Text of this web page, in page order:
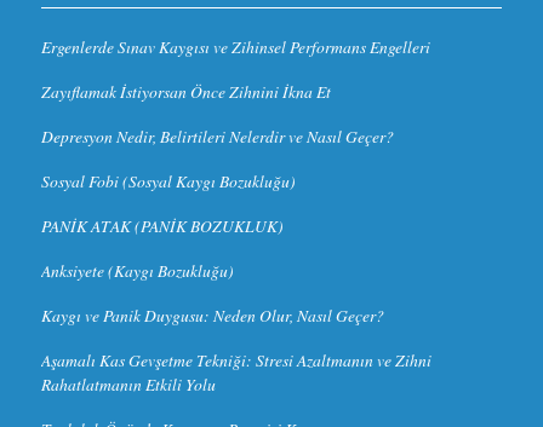
Ergenlerde Sınav Kaygısı ve Zihinsel Performans Engelleri
Zayıflamak İstiyorsan Önce Zihnini İkna Et
Depresyon Nedir, Belirtileri Nelerdir ve Nasıl Geçer?
Sosyal Fobi (Sosyal Kaygı Bozukluğu)
PANİK ATAK (PANİK BOZUKLUK)
Anksiyete (Kaygı Bozukluğu)
Kaygı ve Panik Duygusu: Neden Olur, Nasıl Geçer?
Aşamalı Kas Gevşetme Tekniği: Stresi Azaltmanın ve Zihni
Rahatlatmanın Etkili Yolu